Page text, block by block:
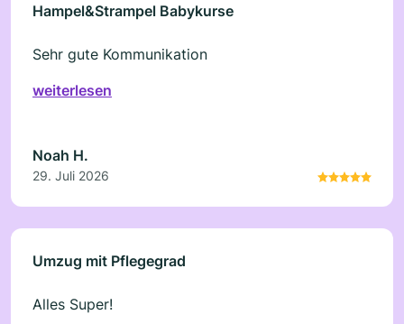
Hampel&Strampel Babykurse
Sehr gute Kommunikation
weiterlesen
Noah H.
29. Juli 2026
Umzug mit Pflegegrad
Alles Super!